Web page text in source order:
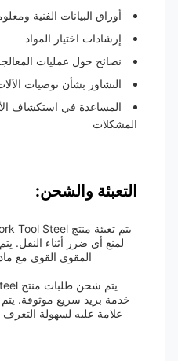
أوراق البيانات الفنية ومعلومات
إرشادات اختيار المواد
نصائح حول عمليات المعالجة
التشاور بشأن توصيات الآلات
المساعدة في استكشاف
المشكلات
التعبئة والشحن:
لمنع أي ضرر أثناء النقل. يتم
المقوى القوي مع مادة
خدمة بريد سريع موثوقة. يتم
علامة عليه لسهولة التعرف